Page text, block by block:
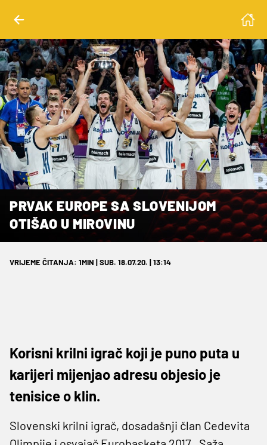
PRVAK EUROPE SA SLOVENIJOM
OTIŠAO U MIROVINU
VRIJEME ČITANJA: 1MIN | SUB. 18.07.20. | 13:14
Korisni krilni igrač koji je puno puta u
karijeri mijenjao adresu objesio je
tenisice o klin.
Slovenski krilni igrač, dosadašnji član Cedevita